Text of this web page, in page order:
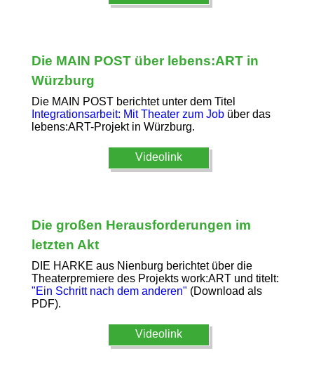
Die MAIN POST über lebens:ART in
Würzburg
Die MAIN POST berichtet unter dem Titel
Integrationsarbeit: Mit Theater zum Jobüber das
lebens:ART-Projekt in Würzburg.
Videolink
Die großen Herausforderungen im
letzten Akt
DIE HARKE aus Nienburg berichtet über die
Theaterpremiere des Projekts work:ART und titelt:
"Ein Schritt nach dem anderen" (Download als
PDF).
Videolink